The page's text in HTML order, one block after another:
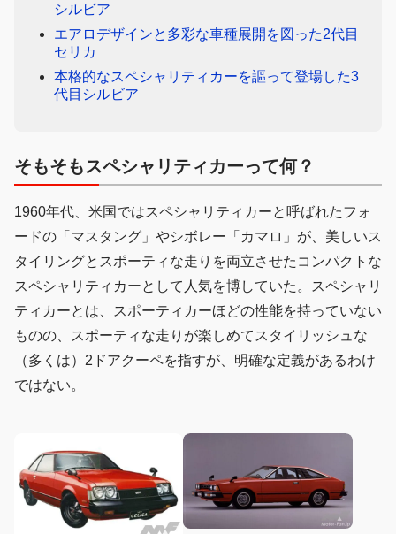
シルビア
エアロデザインと多彩な車種展開を図った2代目
セリカ
本格的なスペシャリティカーを謳って登場した3
代目シルビア
そもそもスペシャリティカーって何？
1960年代、米国ではスペシャリティカーと呼ばれたフォ
ードの「マスタング」やシボレー「カマロ」が、美しいス
タイリングとスポーティな走りを両立させたコンパクトな
スペシャリティカーとして人気を博していた。スペシャリ
ティカーとは、スポーティカーほどの性能を持っていない
ものの、スポーティな走りが楽しめてスタイリッシュな
（多くは）2ドアクーペを指すが、明確な定義があるわけ
ではない。